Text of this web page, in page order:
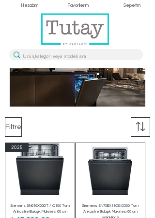
Hesabım Favorilerim Sepetim
Filtre
2025
Siemens SN616X00DT / iQ100 Tam
Ankastre Bulaşık Makinesi 60 cm
Siemens SN75EX11CE iQ500 Tam
Ankastre Bulaşık Makinesi 60 cm